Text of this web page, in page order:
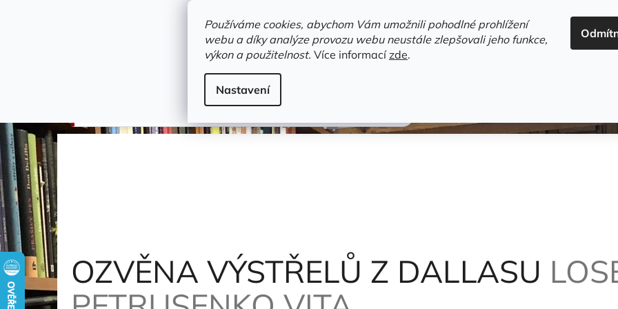
Používáme cookies, abychom Vám umožnili pohodlné prohlížení
webu a díky analýze provozu webu neustále zlepšovali jeho funkce,
výkon a použitelnost. Více informacízde.
Nastavení
HLEDAT
Novinky Trvalky a bestsellery
OZVĚNA VÝSTŘELŮ Z DALLASULosev Sergej / Petrusenko Vita
OZVĚNA VÝSTŘELŮ Z DALLASU